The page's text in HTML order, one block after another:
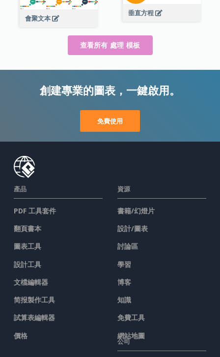
垂直方程
會聚文本
查看所有 處理 模板
創建專業的圖表，一鍵啟用。
免費使用
產品
PDF 工具套件
翻頁書本
圖表工具
設計工具
文檔編輯器
简报製作工具
試算表編輯器
價格
資源
書籍/幻燈片
設計/圖表
討論區
學習
博客
知識
免費工具
網站地圖
公司